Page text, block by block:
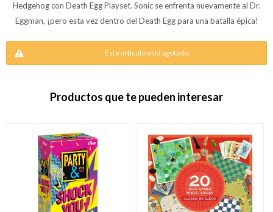
Hedgehog con Death Egg Playset. Sonic se enfrenta nuevamente al Dr.
Eggman, ¡pero esta vez dentro del Death Egg para una batalla épica!
Este artículo está agotado.
Productos que te pueden interesar